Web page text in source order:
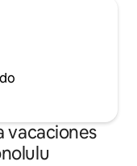
vacaciones